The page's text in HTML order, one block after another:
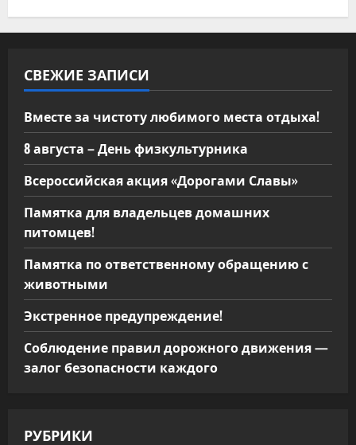
СВЕЖИЕ ЗАПИСИ
Вместе за чистоту любимого места отдыха!
8 августа – День физкультурника
Всероссийская акция «Дорогами Славы»
Памятка для владельцев домашних
питомцев!
Памятка по ответственному обращению с
животными
Экстренное предупреждение!
Соблюдение правил дорожного движения —
залог безопасности каждого
РУБРИКИ